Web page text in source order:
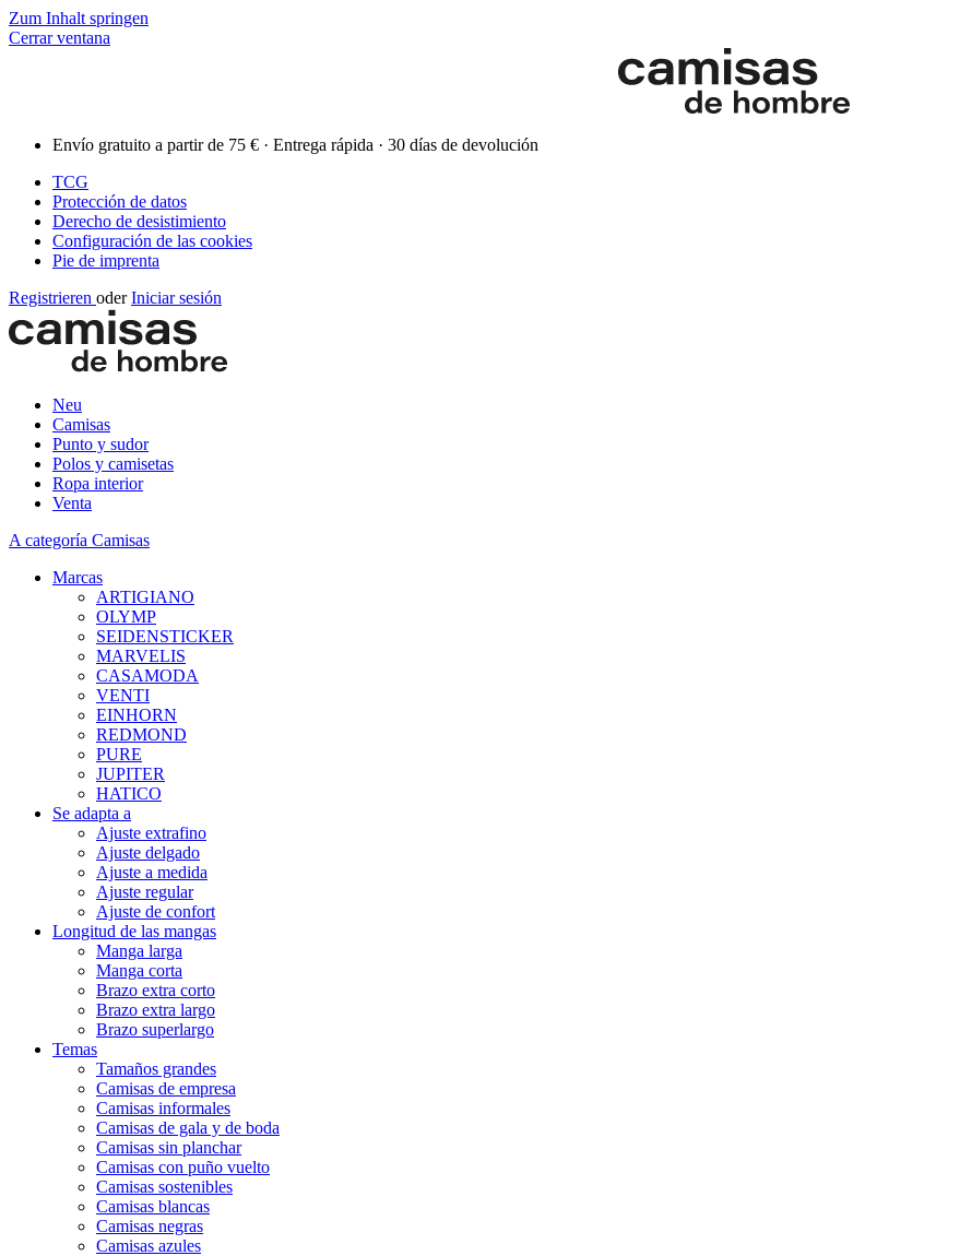
Zum Inhalt springen
Cerrar ventana
Envío gratuito a partir de 75 € · Entrega rápida · 30 días de devolución
TCG
Protección de datos
Derecho de desistimiento
Configuración de las cookies
Pie de imprenta
Registrieren oder Iniciar sesión
Neu
Camisas
Punto y sudor
Polos y camisetas
Ropa interior
Venta
A categoría Camisas
Marcas
ARTIGIANO
OLYMP
SEIDENSTICKER
MARVELIS
CASAMODA
VENTI
EINHORN
REDMOND
PURE
JUPITER
HATICO
Se adapta a
Ajuste extrafino
Ajuste delgado
Ajuste a medida
Ajuste regular
Ajuste de confort
Longitud de las mangas
Manga larga
Manga corta
Brazo extra corto
Brazo extra largo
Brazo superlargo
Temas
Tamaños grandes
Camisas de empresa
Camisas informales
Camisas de gala y de boda
Camisas sin planchar
Camisas con puño vuelto
Camisas sostenibles
Camisas blancas
Camisas negras
Camisas azules